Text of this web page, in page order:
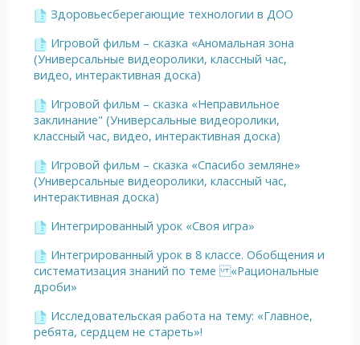
Здоровьесберегающие технологии в ДОО
Игровой фильм – сказка «Аномальная зона
(Универсальные видеоролики, классный час,
видео, интерактивная доска)
Игровой фильм – сказка «Неправильное
заклинание" (Универсальные видеоролики,
классный час, видео, интерактивная доска)
Игровой фильм – сказка «Спасибо земляне»
(Универсальные видеоролики, классный час,
интерактивная доска)
Интегрированный урок «Своя игра»
Интегрированный урок в 8 классе. Обобщения и
систематизация знаний по теме «Рациональные
дроби»
Исследовательская работа на тему: «Главное,
ребята, сердцем не стареть»!